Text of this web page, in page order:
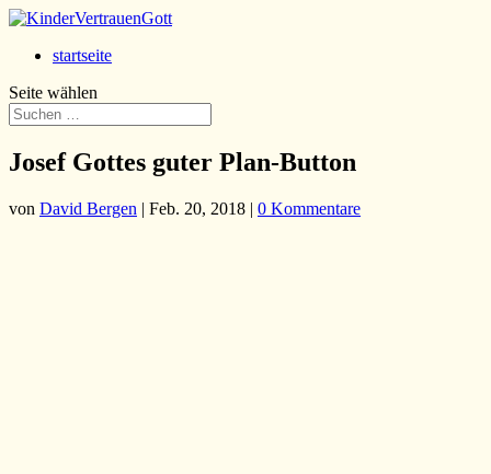
startseite
Seite wählen
Josef Gottes guter Plan-Button
von David Bergen | Feb. 20, 2018 | 0 Kommentare